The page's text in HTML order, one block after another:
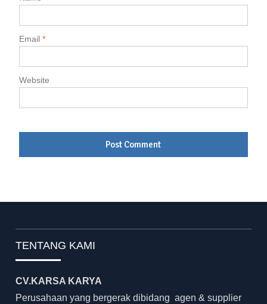
Email *
Website
TENTANG KAMI
CV.KARSA KARYA
Perusahaan yang bergerak dibidang agen & supplier